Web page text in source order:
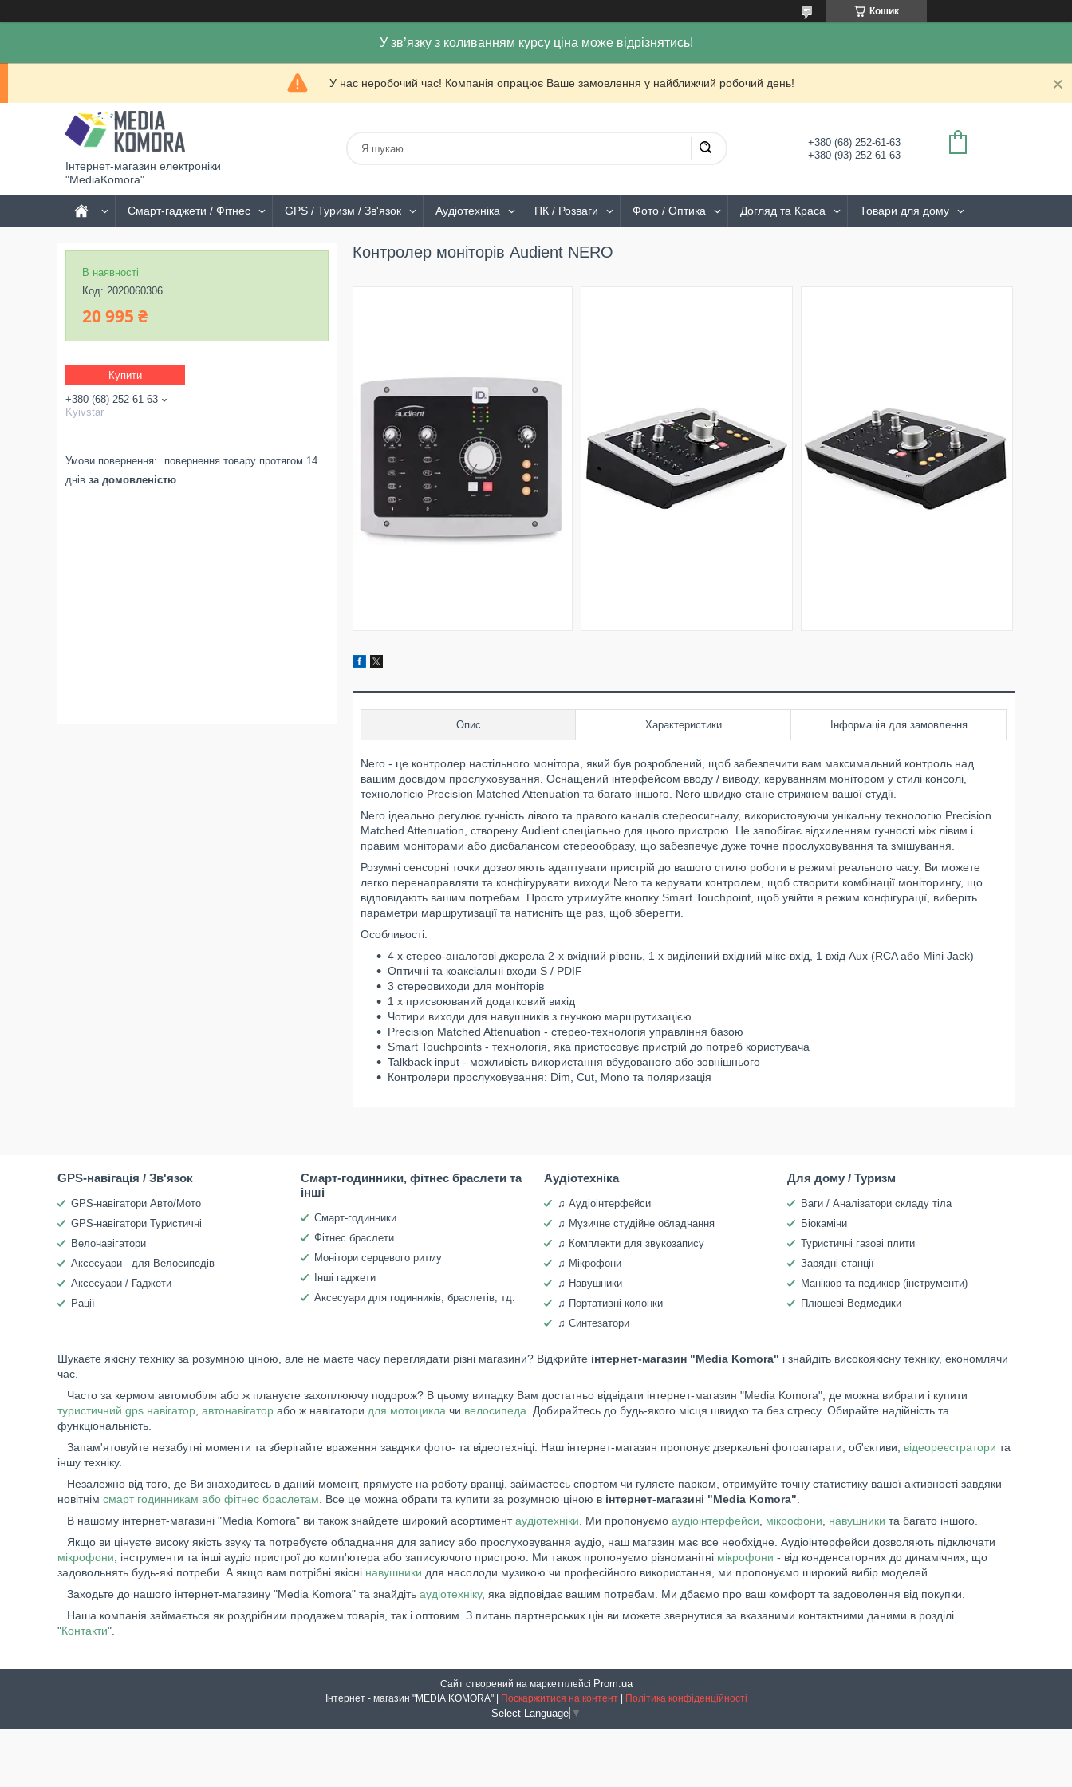
Кошик
У зв’язку з коливанням курсу ціна може відрізнятись!
У нас неробочий час! Компанія опрацює Ваше замовлення у найближчий робочий день!
Інтернет-магазин електроніки
"MediaKomora"
+380 (68) 252-61-63
+380 (93) 252-61-63
Смарт-гаджети / Фітнес GPS / Туризм / Зв'язок Аудіотехніка ПК / Розваги Фото / Оптика Догляд та Краса Товари для дому
Контролер моніторів Audient NERO
Опис Характеристики Інформація для замовлення
Nero - це контролер настільного монітора, який був розроблений, щоб забезпечити вам максимальний контроль над
вашим досвідом прослуховування. Оснащений інтерфейсом вводу / виводу, керуванням монітором у стилі консолі,
технологією Precision Matched Attenuation та багато іншого. Nero швидко стане стрижнем вашої студії.
Nero ідеально регулює гучність лівого та правого каналів стереосигналу, використовуючи унікальну технологію Precision
Matched Attenuation, створену Audient спеціально для цього пристрою. Це запобігає відхиленням гучності між лівим і
правим моніторами або дисбалансом стереообразу, що забезпечує дуже точне прослуховування та змішування.
Розумні сенсорні точки дозволяють адаптувати пристрій до вашого стилю роботи в режимі реального часу. Ви можете
легко перенаправляти та конфігурувати виходи Nero та керувати контролем, щоб створити комбінації моніторингу, що
відповідають вашим потребам. Просто утримуйте кнопку Smart Touchpoint, щоб увійти в режим конфігурації, виберіть
параметри маршрутизації та натисніть ще раз, щоб зберегти.
Особливості:
4 x стерео-аналогові джерела 2-х вхідний рівень, 1 x виділений вхідний мікс-вхід, 1 вхід Aux (RCA або Mini Jack)
Оптичні та коаксіальні входи S / PDIF
3 стереовиходи для моніторів
1 х присвоюваний додатковий вихід
Чотири виходи для навушників з гнучкою маршрутизацією
Precision Matched Attenuation - стерео-технологія управління базою
Smart Touchpoints - технологія, яка пристосовує пристрій до потреб користувача
Talkback input - можливість використання вбудованого або зовнішнього
Контролери прослуховування: Dim, Cut, Mono та поляризація
В наявності
Код: 2020060306
20 995 ₴
Купити
+380 (68) 252-61-63
Kyivstar
повернення товару протягом 14
днів за домовленістю
GPS-навігація / Зв'язок
GPS-навігатори Авто/Мото
GPS-навігатори Туристичні
Велонавігатори
Аксесуари - для Велосипедів
Аксесуари / Гаджети
Рації
Смарт-годинники, фітнес браслети та
інші
Смарт-годинники
Фітнес браслети
Монітори серцевого ритму
Інші гаджети
Аксесуари для годинників, браслетів, тд.
Аудіотехніка
♫ Аудіоінтерфейси
♫ Музичне студійне обладнання
♫ Комплекти для звукозапису
♫ Мікрофони
♫ Навушники
♫ Портативні колонки
♫ Синтезатори
Для дому / Туризм
Ваги / Аналізатори складу тіла
Біокаміни
Туристичні газові плити
Зарядні станції
Манікюр та педикюр (інструменти)
Плюшеві Ведмедики
Шукаєте якісну техніку за розумною ціною, але не маєте часу переглядати різні магазини? Відкрийте інтернет-магазин "Media Komora" і знайдіть високоякісну техніку, економлячи
час.
Часто за кермом автомобіля або ж плануєте захоплюючу подорож? В цьому випадку Вам достатньо відвідати інтернет-магазин "Media Komora", де можна вибрати і купити
туристичний gps навігатор автонавігатор або ж навігатори для мотоцикла чи велосипеда . Добирайтесь до будь-якого місця швидко та без стресу. Обирайте надійність та
функціональність.
Запам'ятовуйте незабутні моменти та зберігайте враження завдяки фото- та відеотехніці. Наш інтернет-магазин пропонує дзеркальні фотоапарати, об'єктиви, відеореєстратори та
іншу техніку.
Незалежно від того, де Ви знаходитесь в даний момент, прямуєте на роботу вранці, займаєтесь спортом чи гуляєте парком, отримуйте точну статистику вашої активності завдяки
новітнім смарт годинникам або фітнес браслетам . Все це можна обрати та купити за розумною ціною в інтернет-магазині "Media Komora"
В нашому інтернет-магазині "Media Komora" ви також знайдете широкий асортиментаудіотехніки . Ми пропонуємо аудіоінтерфейси мікрофони навушники та багато іншого.
Якщо ви цінуєте високу якість звуку та потребуєте обладнання для запису або прослуховування аудіо, наш магазин має все необхідне. Аудіоінтерфейси дозволяють підключати
мікрофони , інструменти та інші аудіо пристрої до комп'ютера або записуючого пристрою. Ми також пропонуємо різноманітні мікрофони - від конденсаторних до динамічних, що
задовольнять будь-які потреби. А якщо вам потрібні якісні навушники для насолоди музикою чи професійного використання, ми пропонуємо широкий вибір моделей.
Заходьте до нашого інтернет-магазину "Media Komora" та знайдіть аудіотехніку, яка відповідає вашим потребам. Ми дбаємо про ваш комфорт та задоволення від покупки.
Наша компанія займається як роздрібним продажем товарів, так і оптовим. З питань партнерських цін ви можете звернутися за вказаними контактними даними в розділі
"Контакти".
Сайт створений на маркетплейсі Prom.ua
Поскаржитися на контент Політика конфіденційності
Select Language ▼